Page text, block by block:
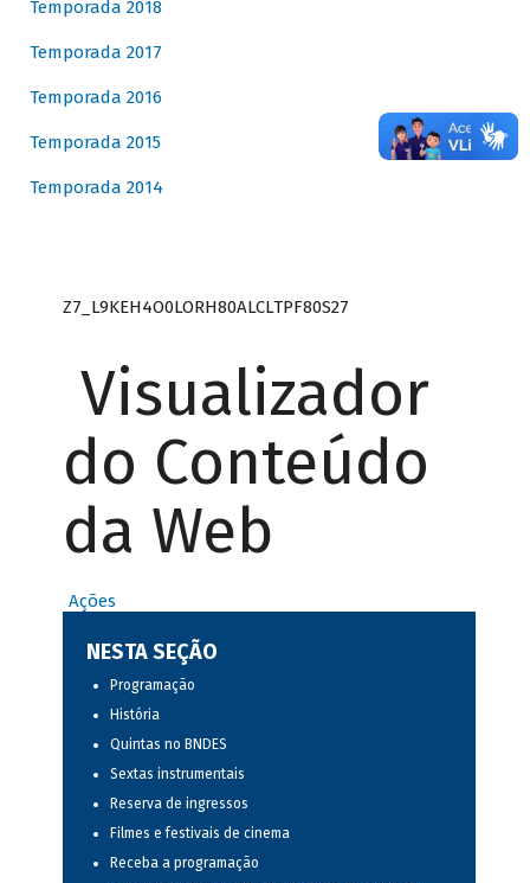
Temporada 2018
Temporada 2017
Temporada 2016
Temporada 2015
Temporada 2014
Z7_L9KEH4O0LORH80ALCLTPF80S27
Visualizador
do Conteúdo
da Web
Ações
NESTA SEÇÃO
Programação
História
Quintas no BNDES
Sextas instrumentais
Reserva de ingressos
Filmes e festivais de cinema
Receba a programação